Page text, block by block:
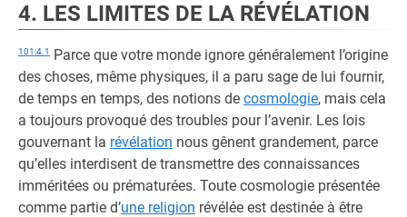
4. LES LIMITES DE LA RÉVÉLATION
101:4.1
Parce que votre monde ignore généralement l’origine
des choses, même physiques, il a paru sage de lui fournir,
de temps en temps, des notions de cosmologie, mais cela
a toujours provoqué des troubles pour l’avenir. Les lois
gouvernant la révélation nous gênent grandement, parce
qu’elles interdisent de transmettre des connaissances
imméritées ou prématurées. Toute cosmologie présentée
comme partie d’une religion révélée est destinée à être